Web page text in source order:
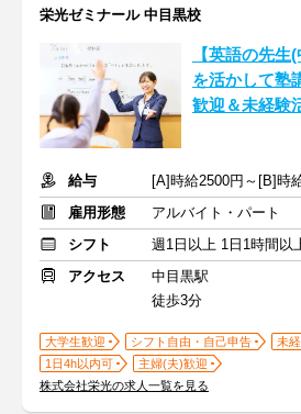
栄光ゼミナール 中目黒校
【英語の先生
を活かして塾
歓迎＆未経験
給与
雇用形態
アルバイト・パート
シフト
週1日以上 1日1時間以
アクセス
中目黒駅
徒歩3分
大学生歓迎 シフト自由・自己申告
未
1日4h以内可
主婦(夫)歓迎
株式会社栄光の求人一覧を見る